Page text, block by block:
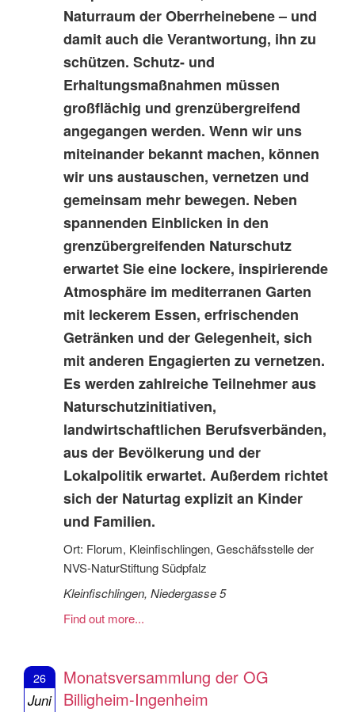
Naturraum der Oberrheinebene – und
damit auch die Verantwortung, ihn zu
schützen. Schutz- und
Erhaltungsmaßnahmen müssen
großflächig und grenzübergreifend
angegangen werden. Wenn wir uns
miteinander bekannt machen, können
wir uns austauschen, vernetzen und
gemeinsam mehr bewegen. Neben
spannenden Einblicken in den
grenzübergreifenden Naturschutz
erwartet Sie eine lockere, inspirierende
Atmosphäre im mediterranen Garten
mit leckerem Essen, erfrischenden
Getränken und der Gelegenheit, sich
mit anderen Engagierten zu vernetzen.
Es werden zahlreiche Teilnehmer aus
Naturschutzinitiativen,
landwirtschaftlichen Berufsverbänden,
aus der Bevölkerung und der
Lokalpolitik erwartet. Außerdem richtet
sich der Naturtag explizit an Kinder
und Familien.
Ort: Florum, Kleinfischlingen, Geschäfsstelle der
NVS-NaturStiftung Südpfalz
Kleinfischlingen, Niedergasse 5
Find out more...
26
Juni
Monatsversammlung der OG
Billigheim-Ingenheim